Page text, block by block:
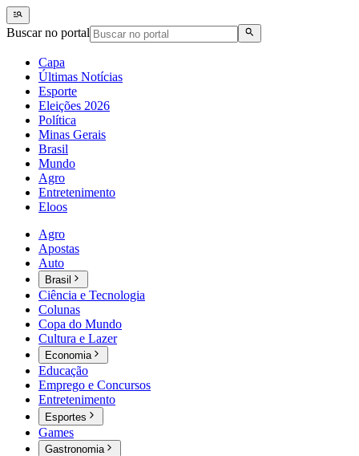
Buscar no portal
Capa
Últimas Notícias
Esporte
Eleições 2026
Política
Minas Gerais
Brasil
Mundo
Agro
Entretenimento
Eloos
Agro
Apostas
Auto
Brasil
Ciência e Tecnologia
Colunas
Copa do Mundo
Cultura e Lazer
Economia
Educação
Emprego e Concursos
Entretenimento
Esportes
Games
Gastronomia